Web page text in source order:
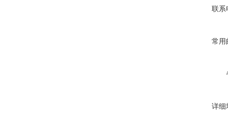
联系
常用
详细